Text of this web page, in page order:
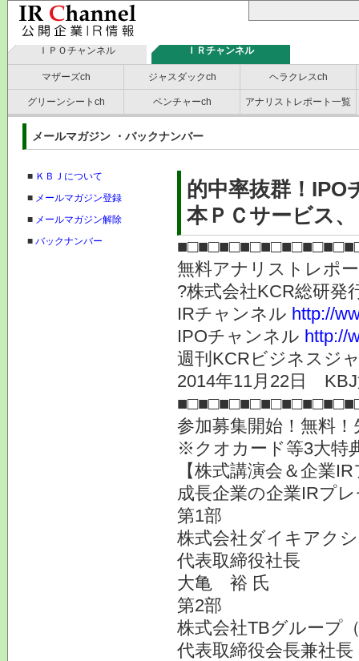
ＩＰＯチャンネル ＩＲチャンネル
マザーズch ジャスダックch ヘラクレスch
グリーンシートch ベンチャーch アナリストレポート一覧
メールマガジン ・バックナンバー
■ ＫＢＪについて
■ メールマガジン登録
■ メールマガジン解除
■ バックナンバー
的中率抜群！IPO
本ＰＣサービス
無料アナリストレポ
?株式会社
IRチャンネル http://
IPOチャンネル http://
週刊KCRビジネスジ
2014年11月22日
参加募集開始！無料
※クオカード等3大特
【株式講演会＆企業
成長企業の企業IRプ
第1部
株式会社ダイキアク
代表取締役社長
大亀 裕 氏
第2部
株式会社TBグループ
代表取締役会長兼社長